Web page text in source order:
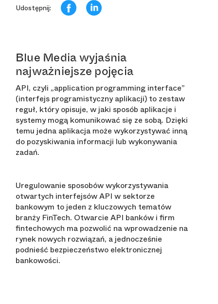
Udostępnij:
Blue Media wyjaśnia
najważniejsze pojęcia
API, czyli „application programming interface”
(interfejs programistyczny aplikacji) to zestaw
reguł, który opisuje, w jaki sposób aplikacje i
systemy mogą komunikować się ze sobą. Dzięki
temu jedna aplikacja może wykorzystywać inną
do pozyskiwania informacji lub wykonywania
zadań.
Uregulowanie sposobów wykorzystywania
otwartych interfejsów API w sektorze
bankowym to jeden z kluczowych tematów
branży FinTech. Otwarcie API banków i firm
fintechowych ma pozwolić na wprowadzenie na
rynek nowych rozwiązań, a jednocześnie
podnieść bezpieczeństwo elektronicznej
bankowości.